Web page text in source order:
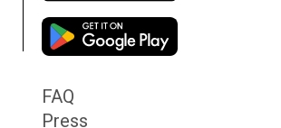
FAQ
Press